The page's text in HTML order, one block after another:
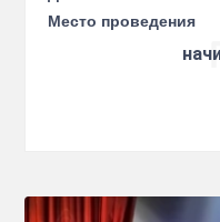
Место проведения